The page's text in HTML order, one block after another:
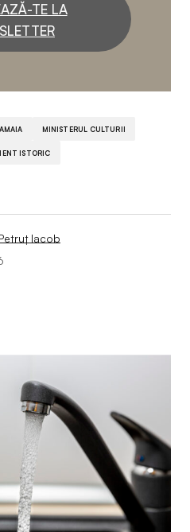
TE LA
MINISTERUL CULTURII
ISTORIC
Iacob